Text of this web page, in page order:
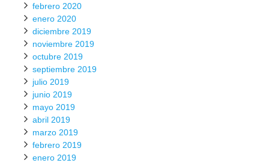
febrero 2020
enero 2020
diciembre 2019
noviembre 2019
octubre 2019
septiembre 2019
julio 2019
junio 2019
mayo 2019
abril 2019
marzo 2019
febrero 2019
enero 2019